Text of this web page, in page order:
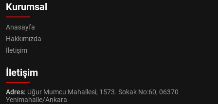
Kurumsal
Anasayfa
Hakkımızda
İletişim
İletişim
Adres: Uğur Mumcu Mahallesi, 1573. Sokak No:60, 06370
Yenimahalle/Ankara